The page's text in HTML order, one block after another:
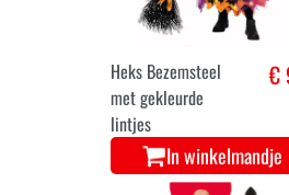
Heks Bezemsteel
met gekleurde
lintjes
€
In winkelmandje